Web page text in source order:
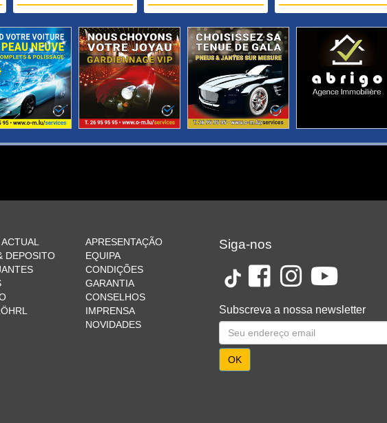
DEPOSITO
APRESENTAÇÃO
EQUIPA
CONDIÇÕES
GARANTIA
CONSELHOS
IMPRENSA
NOVIDADES
Siga-nos
Subscreva a nossa newsletter
OK